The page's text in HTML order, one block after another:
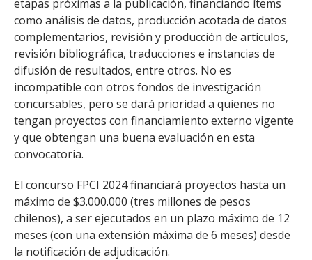
etapas próximas a la publicación, financiando ítems
como análisis de datos, producción acotada de datos
complementarios, revisión y producción de artículos,
revisión bibliográfica, traducciones e instancias de
difusión de resultados, entre otros. No es
incompatible con otros fondos de investigación
concursables, pero se dará prioridad a quienes no
tengan proyectos con financiamiento externo vigente
y que obtengan una buena evaluación en esta
convocatoria.
El concurso FPCI 2024 financiará proyectos hasta un
máximo de $3.000.000 (tres millones de pesos
chilenos), a ser ejecutados en un plazo máximo de 12
meses (con una extensión máxima de 6 meses) desde
la notificación de adjudicación.